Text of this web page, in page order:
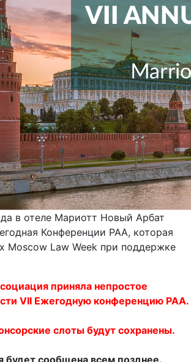
в отеле Мариотт Новый Арбат
Конференции РАА, которая
Moscow Law Week при поддержке
приняла непростое
VII Ежегодную конференцию РАА.
слоты будут сохранены.
будет сообщена всем позднее.